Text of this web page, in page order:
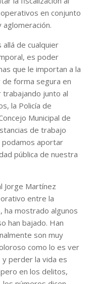
en conjunto
aglomeración.
de cualquier
es poder
que le importan a la
forma segura en
trabajando junto al
la Policía de
Municipal de
de trabajo
podamos aportar
pública de nuestra
Jorge Martínez
entre la
ha mostrado algunos
han bajado. Han
son muy
como lo es ver
y perder la vida es
en los delitos,